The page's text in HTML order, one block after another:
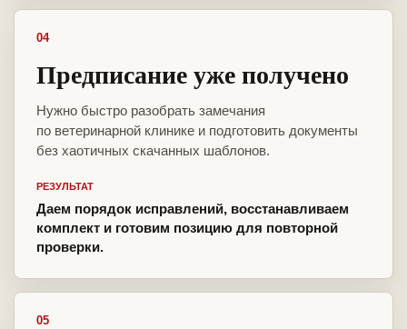
04
Предписание уже получено
Нужно быстро разобрать замечания
по ветеринарной клинике и подготовить документы
без хаотичных скачанных шаблонов.
РЕЗУЛЬТАТ
Даем порядок исправлений, восстанавливаем
комплект и готовим позицию для повторной
проверки.
05